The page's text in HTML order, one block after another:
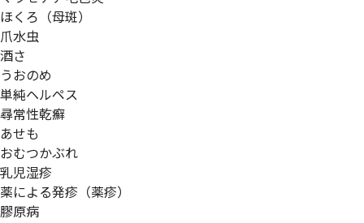
ほくろ（母斑）
爪水虫
酒さ
うおのめ
単純ヘルペス
尋常性乾癬
あせも
おむつかぶれ
乳児湿疹
薬による発疹（薬疹）
膠原病